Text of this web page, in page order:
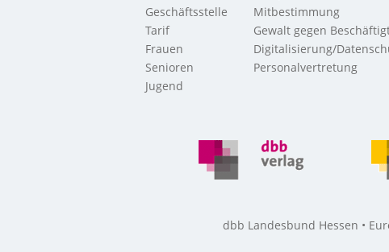
Geschäftsstelle
Tarif
Frauen
Senioren
Jugend
Mitbestimmung
Gewalt gegen
Digitalisierung/
Personalvertretung
dbb Landesbund Hessen •